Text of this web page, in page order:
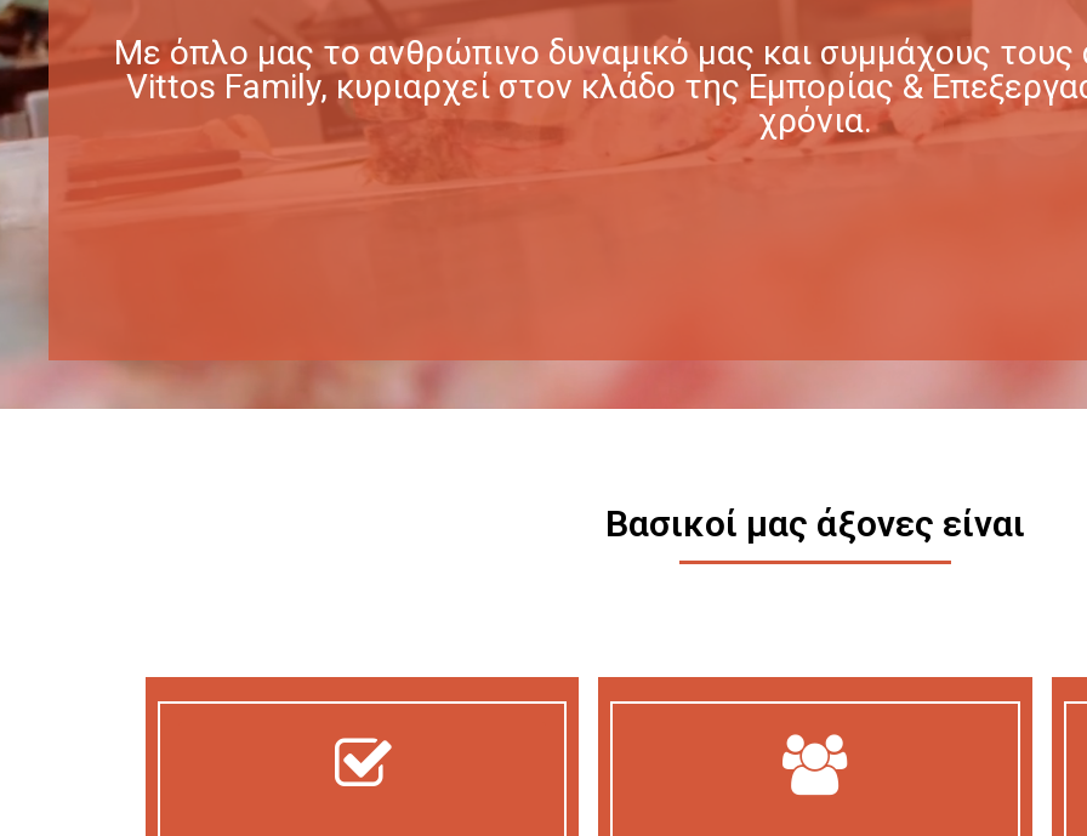
Με όπλο μας το ανθρώπινο δυναμικό μας και συμμάχους τους
Vittos Family, κυριαρχεί στον κλάδο της Εμπορίας &
χρόνια.
Βασικοί μας άξονες είναι